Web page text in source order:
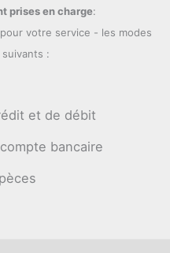
prises en charge:
votre service - les modes
:
et de débit
bancaire